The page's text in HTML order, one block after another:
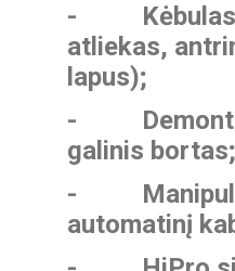
- Kėbulas
atliekas,
lapus);
-
galinis bortas;
-
automatinį